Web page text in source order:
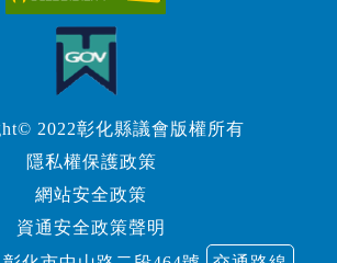
2022彰化縣議會版權所有
隱私權保護政策
網站安全政策
資通安全政策聲明